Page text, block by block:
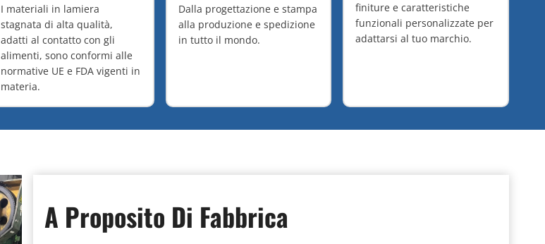
I materiali in lamiera
stagnata di alta qualità,
adatti al contatto con gli
alimenti, sono conformi alle
normative UE e FDA vigenti in
materia.
Dalla progettazione e stampa
alla produzione e spedizione
in tutto il mondo.
finiture e caratteristiche
funzionali personalizzate per
adattarsi al tuo marchio.
A Proposito Di Fabbrica